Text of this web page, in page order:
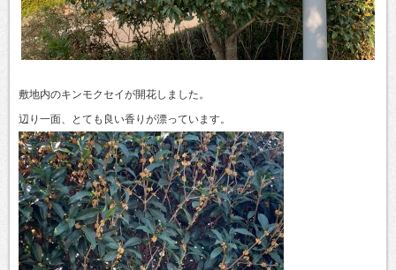
敷地内のキンモクセイが開花しました。
辺り一面、とても良い香りが漂っています。